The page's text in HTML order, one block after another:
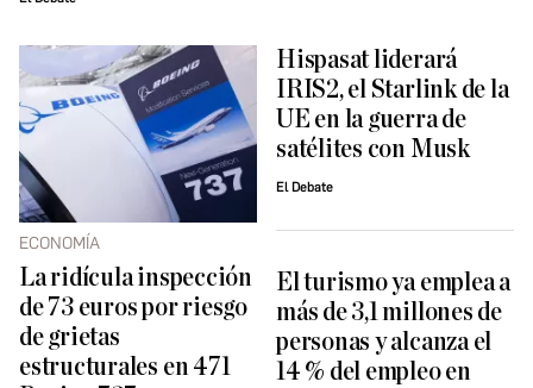
ECONOMÍA
La ridícula inspección
de 73 euros por riesgo
de grietas
estructurales en 471
Hispasat liderará
IRIS2, el Starlink de la
UE en la guerra de
satélites con Musk
El Debate
El turismo ya emplea a
más de 3,1 millones de
personas y alcanza el
14 % del empleo en